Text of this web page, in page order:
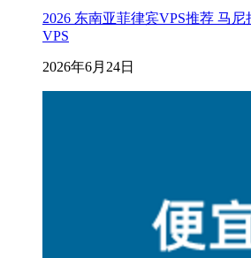
2026 东南亚菲律宾VPS推荐 马
VPS
2026年6月24日